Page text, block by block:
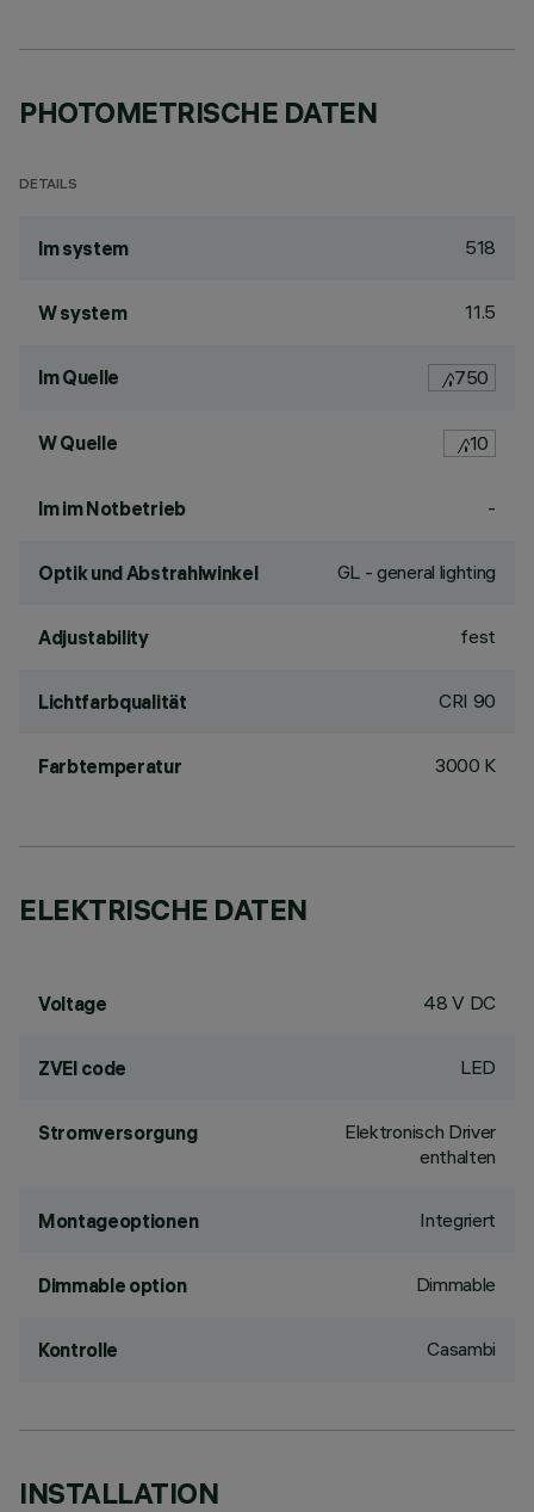
PHOTOMETRISCHE DATEN
DETAILS
lm system 518
W system 11.5
lm Quelle 750
W Quelle 10
lm im Notbetrieb -
Optik und Abstrahlwinkel GL - general lighting
Adjustability fest
Lichtfarbqualität CRI 90
Farbtemperatur 3000 K
ELEKTRISCHE DATEN
Voltage 48 V DC
ZVEI code LED
Stromversorgung
Elektronisch Driver
enthalten
Montageoptionen Integriert
Dimmable option Dimmable
Kontrolle Casambi
INSTALLATION